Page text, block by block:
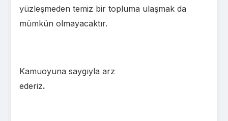
yüzleşmeden temiz bir topluma ulaşmak da
mümkün olmayacaktır.
Kamuoyuna saygıyla arz
ederiz.